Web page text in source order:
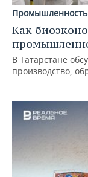
Промышленность
Как
В Татарстане
производство,